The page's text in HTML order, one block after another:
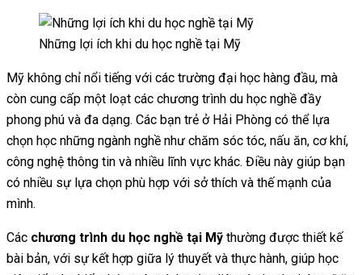
Những lợi ích khi du học nghề tại Mỹ
Mỹ không chỉ nổi tiếng với các trường đại học hàng đầu, mà
còn cung cấp một loạt các chương trình du học nghề đầy
phong phú và đa dạng. Các bạn trẻ ở Hải Phòng có thể lựa
chọn học những ngành nghề như chăm sóc tóc, nấu ăn, cơ khí,
công nghệ thông tin và nhiều lĩnh vực khác. Điều này giúp bạn
có nhiều sự lựa chọn phù hợp với sở thích và thế mạnh của
mình.
Các chương trình du học nghề tại Mỹ thường được thiết kế
bài bản, với sự kết hợp giữa lý thuyết và thực hành, giúp học